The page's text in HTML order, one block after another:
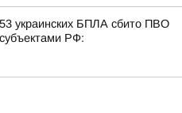
украинских БПЛА сбито ПВО
РФ: